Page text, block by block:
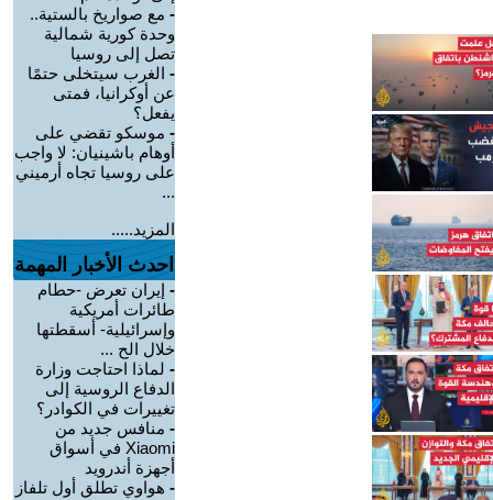
- مع صواريخ بالستية..
وحدة كورية شمالية
تصل إلى روسيا
- الغرب سيتخلى حتمًا
عن أوكرانيا، فمتى
يفعل؟
- موسكو تقضي على
أوهام باشينيان: لا واجب
على روسيا تجاه أرميني
...
المزيد.....
احدث الأخبار المهمة
- إيران تعرض -حطام
طائرات أمريكية
وإسرائيلية- أسقطتها
خلال الح ...
- لماذا احتاجت وزارة
الدفاع الروسية إلى
تغييرات في الكوادر؟
- منافس جديد من
Xiaomi في أسواق
أجهزة أندرويد
- هواوي تطلق أول تلفاز